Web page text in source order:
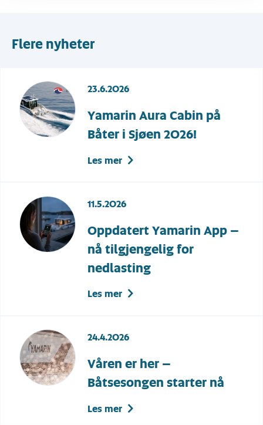
Flere nyheter
23.6.2026
Yamarin Aura Cabin på
Båter i Sjøen 2026!
Les mer
11.5.2026
Oppdatert Yamarin App –
nå tilgjengelig for
nedlasting
Les mer
24.4.2026
Våren er her –
Båtsesongen starter nå
Les mer